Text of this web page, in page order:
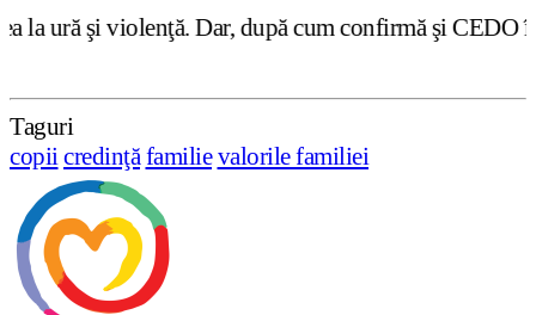
Dar, după cum confirmă şi CEDO în cazul
Taguri
copiicredinţă familie valorile familiei